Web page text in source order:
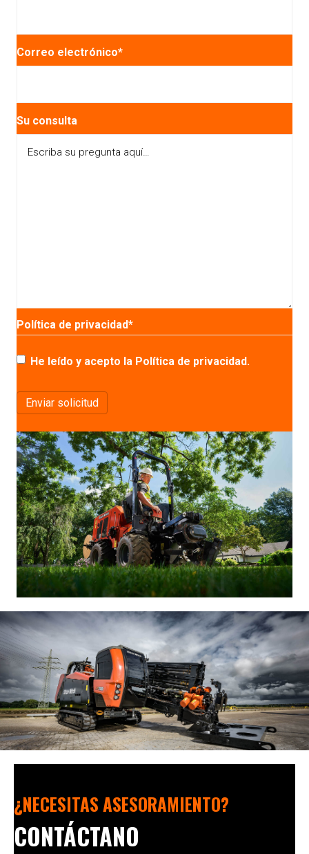
Correo electrónico*
Su consulta
Política de privacidad*
He leído y acepto la Política de privacidad.
Enviar solicitud
¿NECESITAS ASESORAMIENTO?
CONTÁCTANO